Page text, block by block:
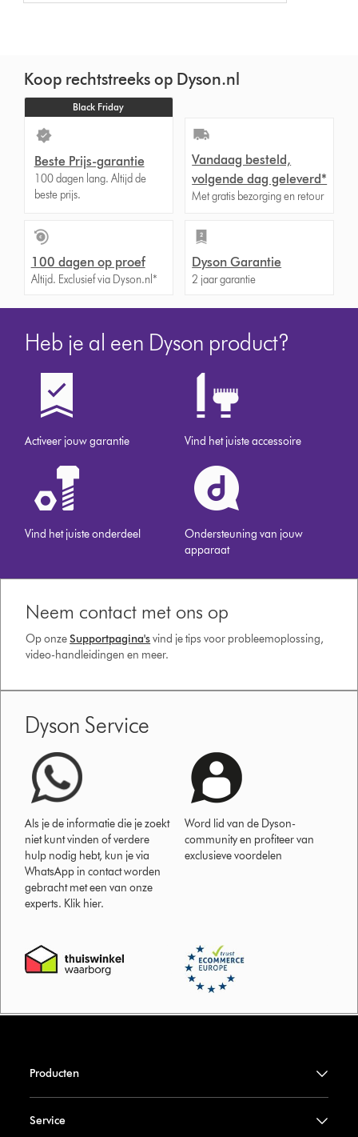
Koop rechtstreeks op Dyson.nl
Black Friday
Beste Prijs-garantie
100 dagen lang. Altijd de
beste prijs.
Vandaag besteld,
volgende dag geleverd*
Met gratis bezorging en retour
100 dagen op proef
Altijd. Exclusief via Dyson.nl*
Dyson Garantie
2 jaar garantie
Heb je al een Dyson product?
Activeer jouw garantie Vind het juiste accessoire
Vind het juiste onderdeel
Ondersteuning van jouw
apparaat
Neem contact met ons op
Op onzeSupportpagina'svind je tips voor probleemoplossing,
video-handleidingen en meer.
Dyson Service
Als je de informatie die je zoekt
niet kunt vinden of verdere
hulp nodig hebt, kun je via
WhatsApp in contact worden
gebracht met een van onze
experts. Klik hier.
Word lid van de Dyson-
community en profiteer van
exclusieve voordelen
Producten
Service